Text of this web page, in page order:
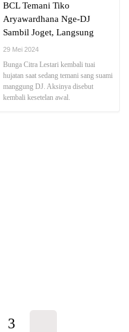
BCL Temani Tiko
Aryawardhana Nge-DJ
Sambil Joget, Langsung
Ramai Dihujat Netizen
29 Mei 2024
Bunga Citra Lestari kembali tuai
hujatan saat sedang temani sang suami
manggung DJ. Aksinya disebut
kembali kesetelan awal.
3